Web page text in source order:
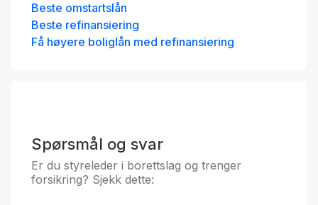
Beste omstartslån
Beste refinansiering
Få høyere boliglån med refinansiering
Spørsmål og svar
Er du styreleder i borettslag og trenger
forsikring? Sjekk dette: